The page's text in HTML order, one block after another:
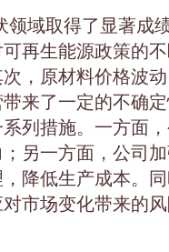
领域取得了显著成
再生能源政策的
，原材料价格波
来了一定的不确
列措施。一方面
另一方面，公司
降低生产成本。
市场变化带来的